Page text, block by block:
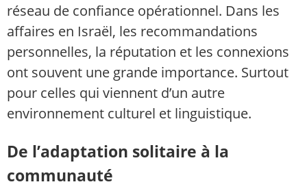
réseau de confiance opérationnel. Dans les
affaires en Israël, les recommandations
personnelles, la réputation et les connexions
ont souvent une grande importance. Surtout
pour celles qui viennent d’un autre
environnement culturel et linguistique.
De l’adaptation solitaire à la
communauté